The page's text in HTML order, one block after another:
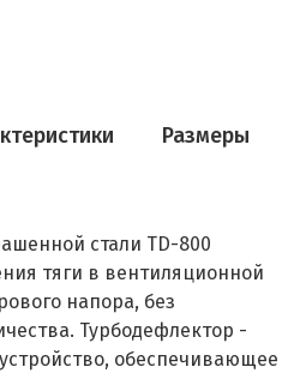
Размеры
стали TD-800
тяги в вентиляционной
напора, без
Турбодефлектор -
обеспечивающее